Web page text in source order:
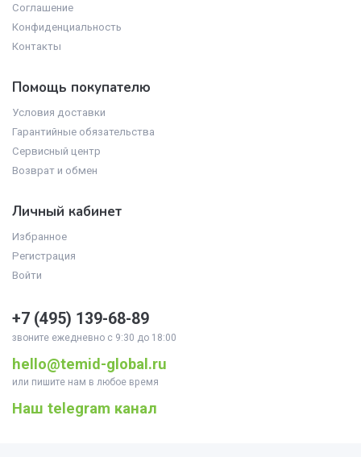
Соглашение
Конфиденциальность
Контакты
Помощь покупателю
Условия доставки
Гарантийные обязательства
Сервисный центр
Возврат и обмен
Личный кабинет
Избранное
Регистрация
Войти
+7 (495) 139-68-89
звоните ежедневно с 9:30 до 18:00
hello@temid-global.ru
или пишите нам в любое время
Наш telegram канал